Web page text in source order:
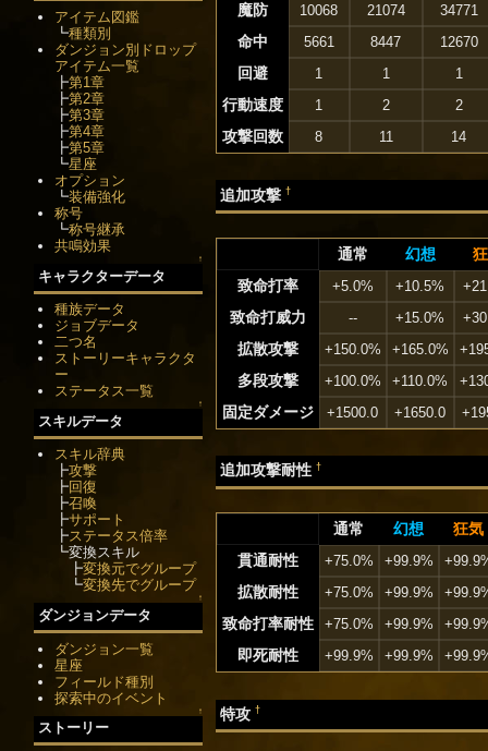
魔防 10068 21074 34771
命中 5661 8447 12670
回避 1 1 1
行動速度 1 2 2
攻撃回数 8 11 14
追加攻撃 †
通常 幻想
致命打率
+5.0% +10.5%
致命打威力 -- +15.0%
拡散攻撃 +150.0% +165.0%
多段攻撃 +100.0% +110.0%
固定ダメージ +1500.0 +1650.0
追加攻撃耐性 †
通常 幻想
狂気
貫通耐性
+75.0% +99.9%
拡散耐性 +75.0% +99.9%
致命打率耐性 +75.0% +99.9%
即死耐性 +99.9% +99.9%
特攻 †
アイテム図鑑
┗種類別
ダンジョン別ドロップ
アイテム一覧
┣第1章
┣第2章
┣第3章
┣第4章
┣第5章
┗星座
オプション
┗装備強化
称号
┗称号継承
共鳴効果
↑
キャラクターデータ
種族データ
ジョブデータ
二つ名
ストーリーキャラクタ
ー
ステータス一覧
↑
スキルデータ
スキル辞典
┣攻撃
┣回復
┣召喚
┣サポート
┣ステータス倍率
┗変換スキル
┣変換元でグループ
┗変換先でグループ
↑
ダンジョンデータ
ダンジョン一覧
星座
フィールド種別
探索中のイベント
↑
ストーリー